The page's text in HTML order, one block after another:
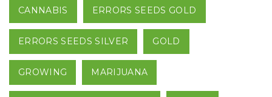
CANNABIS ERRORS SEEDS GOLD
ERRORS SEEDS SILVER GOLD
GROWING MARIJUANA